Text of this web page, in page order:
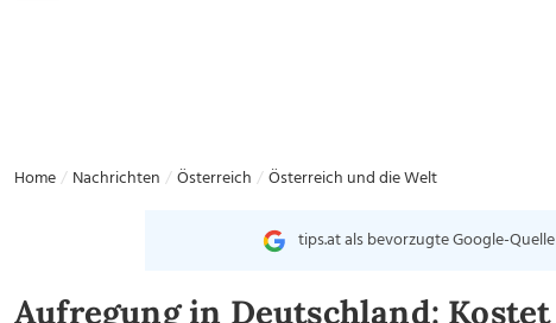
Home Nachrichten Österreich Österreich und die Welt
tips.at als bevorzugte Google-
Aufregung in Deutschland: